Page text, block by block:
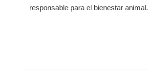
responsable para el bienestar animal. ​